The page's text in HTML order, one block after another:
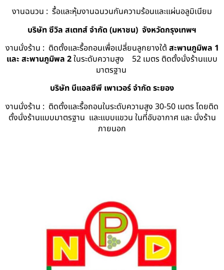
งานฉนวน : รื้อและหุ้มงานฉนวนกันความร้อนและแผ่นอลูมิเนียม
บริษัท ซีวิล สเตทส์ จำกัด (มหาชน) จังหวัดกรุงเทพฯ
งานนั่งร้าน : ติดตั้งและรื้อถอนเพื่อเปลี่ยนลูกยางใต้ สะพานภูมิพล 1
และ สะพานภูมิพล 2ในระดับความสูง 52 เมตร ติดตั้งนั่งร้านแบบ
มาตรฐาน
บริษัท บีแอลซีพี เพาเวอร์ จำกัด ระยอง
งานนั่งร้าน : ติดตั้งและรื้อถอนในระดับความสูง 30-50 เมตร โดยติด
ตั้งนั่งร้านแบบมาตรฐาน และแบบแขวน ในที่อับอากาศ และ นั่งร้าน
ภายนอก